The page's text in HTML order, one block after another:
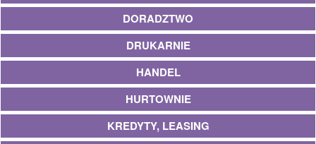
DORADZTWO
DRUKARNIE
HANDEL
HURTOWNIE
KREDYTY, LEASING